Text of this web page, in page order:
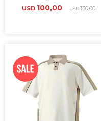
USD 100,00 USD130,00